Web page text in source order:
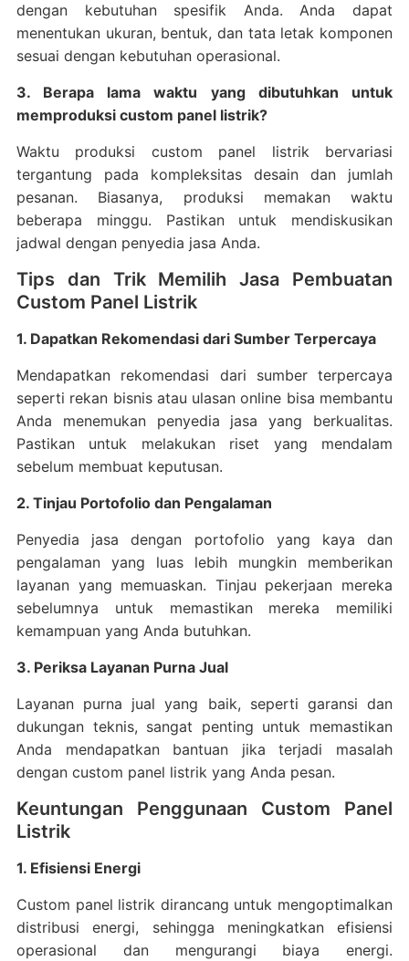
dengan kebutuhan spesifik Anda. Anda dapat
menentukan ukuran, bentuk, dan tata letak komponen
sesuai dengan kebutuhan operasional.
3. Berapa lama waktu yang dibutuhkan untuk
memproduksi custom panel listrik?
Waktu produksi custom panel listrik bervariasi
tergantung pada kompleksitas desain dan jumlah
pesanan. Biasanya, produksi memakan waktu
beberapa minggu. Pastikan untuk mendiskusikan
jadwal dengan penyedia jasa Anda.
Tips dan Trik Memilih Jasa Pembuatan
Custom Panel Listrik
1. Dapatkan Rekomendasi dari Sumber Terpercaya
Mendapatkan rekomendasi dari sumber terpercaya
seperti rekan bisnis atau ulasan online bisa membantu
Anda menemukan penyedia jasa yang berkualitas.
Pastikan untuk melakukan riset yang mendalam
sebelum membuat keputusan.
2. Tinjau Portofolio dan Pengalaman
Penyedia jasa dengan portofolio yang kaya dan
pengalaman yang luas lebih mungkin memberikan
layanan yang memuaskan. Tinjau pekerjaan mereka
sebelumnya untuk memastikan mereka memiliki
kemampuan yang Anda butuhkan.
3. Periksa Layanan Purna Jual
Layanan purna jual yang baik, seperti garansi dan
dukungan teknis, sangat penting untuk memastikan
Anda mendapatkan bantuan jika terjadi masalah
dengan custom panel listrik yang Anda pesan.
Keuntungan Penggunaan Custom Panel
Listrik
1. Efisiensi Energi
Custom panel listrik dirancang untuk mengoptimalkan
distribusi energi, sehingga meningkatkan efisiensi
operasional dan mengurangi biaya energi.